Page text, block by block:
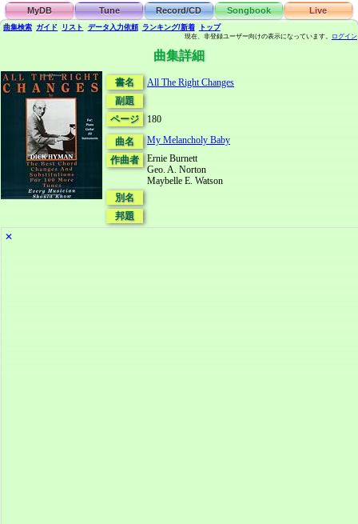
MyDB Tune Record/CD Songbook Live
曲集検索 ガイド リスト データ 入力依頼 ランキング/新着 トップ
現在、非登録ユーザー向けの表示になっています。 ログイン
曲集詳細
書名
All The Right Changes
副題
ページ
180
曲名
My Melancholy Baby
作曲者
Ernie Burnett
Geo. A. Norton
Maybelle E. Watson
別名
邦題
✕